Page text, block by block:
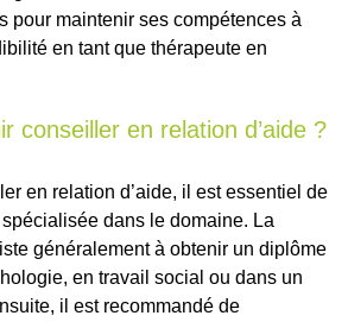
pour maintenir ses compétences à
en tant que thérapeute en
conseiller en relation d’aide ?
en relation d’aide, il est essentiel de
dans le domaine. La
généralement à obtenir un diplôme
en travail social ou dans un
il est recommandé de